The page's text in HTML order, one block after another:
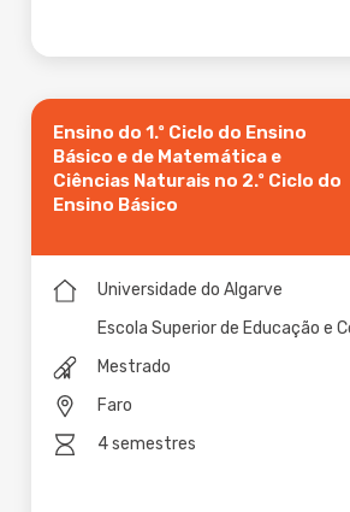
Ensino do 1.º Ciclo do Ensino
Básico e de Matemática e
Ciências Naturais no 2.º Ciclo do
Ensino Básico
Universidade do Algarve
Escola Superior de Educação e
Mestrado
Faro
4 semestres